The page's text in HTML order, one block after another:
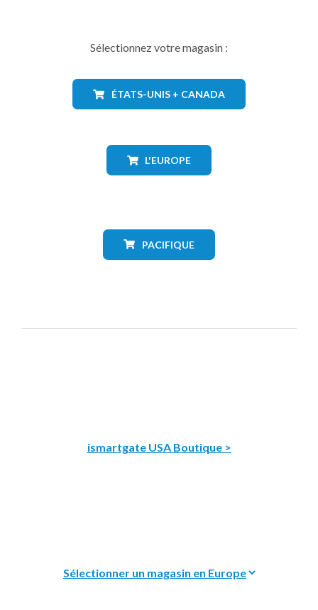
Sélectionnez votre magasin :
ÉTATS-UNIS + CANADA
L'EUROPE
PACIFIQUE
ismartgate USA Boutique >